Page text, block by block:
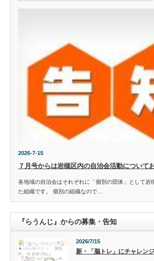
2026-7-15
７月号からは岩槻区内の自治会活動について
各地域の自治会はそれぞれに「個別の団体」として岩
た組織です。 個別の組織なので…
『らうんじ』からの募集・告知
2026/7/15
新・「脳トレ」にチャレン